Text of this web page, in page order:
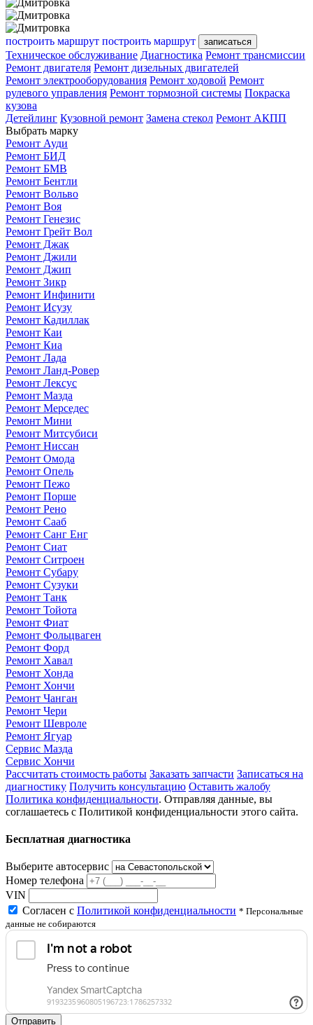
построить маршрут построить маршрут записаться
Техническое обслуживание Диагностика Ремонт трансмиссии
Ремонт двигателя Ремонт дизельных двигателей
Ремонт электрооборудования Ремонт ходовой Ремонт
рулевого управления Ремонт тормозной системы Покраска
кузова
Детейлинг Кузовной ремонт Замена стекол Ремонт АКПП
Выбрать марку
Ремонт Ауди
Ремонт БИД
Ремонт БМВ
Ремонт Бентли
Ремонт Вольво
Ремонт Воя
Ремонт Генезис
Ремонт Грейт Вол
Ремонт Джак
Ремонт Джили
Ремонт Джип
Ремонт Зикр
Ремонт Инфинити
Ремонт Исузу
Ремонт Кадиллак
Ремонт Каи
Ремонт Киа
Ремонт Лада
Ремонт Ланд-Ровер
Ремонт Лексус
Ремонт Мазда
Ремонт Мерседес
Ремонт Мини
Ремонт Митсубиси
Ремонт Ниссан
Ремонт Омода
Ремонт Опель
Ремонт Пежо
Ремонт Порше
Ремонт Рено
Ремонт Сааб
Ремонт Санг Енг
Ремонт Сиат
Ремонт Ситроен
Ремонт Субару
Ремонт Сузуки
Ремонт Танк
Ремонт Тойота
Ремонт Фиат
Ремонт Фольцваген
Ремонт Форд
Ремонт Хавал
Ремонт Хонда
Ремонт Хончи
Ремонт Чанган
Ремонт Чери
Ремонт Шевроле
Ремонт Ягуар
Сервис Мазда
Сервис Хончи
Рассчитать стоимость работы Заказать запчасти Записаться на
диагностику Получить консультацию Оставить жалобу
Политика конфиденциальности. Отправляя данные, вы
соглашаетесь с Политикой конфиденциальности этого сайта.
Бесплатная диагностика
Выберите автосервис
Номер телефона
VIN
Согласен с Политикой конфиденциальности * Персональные
данные не собираются
Отправить